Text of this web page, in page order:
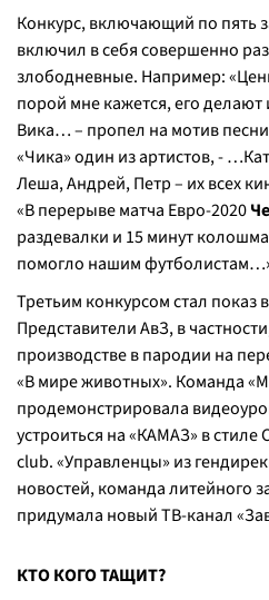
Конкурс, включающий по пять
включил в себя совершенно
злободневные. Например:
порой мне кажется, его
Вика… – пропел на мотив песни
«Чика» один из артистов, -
Леша, Андрей, Петр – их всех
«В перерыве матча Евро-2020
раздевалки и 15 минут
помогло нашим
Третьим конкурсом стал показ
Представители АвЗ, в
производстве в пародии на
«В мире животных». Команда
продемонстрировала
устроиться на «КАМАЗ» в
club. «Управленцы» из
новостей, команда литейного
придумала новый ТВ-канал
КТО КОГО ТАЩИТ?